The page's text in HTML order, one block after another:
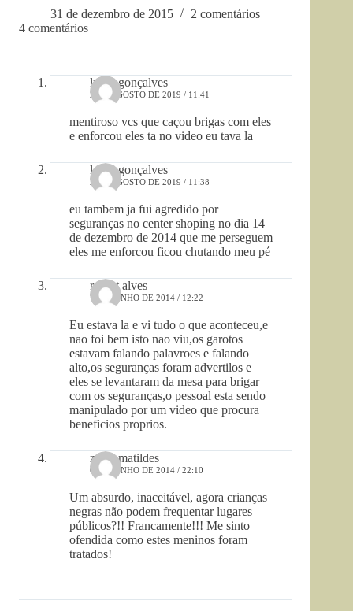
31 de dezembro de 2015
2 comentários
4 comentários
lucas gonçalves
2 DE AGOSTO DE 2019 / 11:41
mentiroso vcs que caçou brigas com eles
e enforcou eles ta no video eu tava la
lucas gonçalves
2 DE AGOSTO DE 2019 / 11:38
eu tambem ja fui agredido por
seguranças no center shoping no dia 14
de dezembro de 2014 que me perseguem
eles me enforcou ficou chutando meu pé
robert alves
7 DE JUNHO DE 2014 / 12:22
Eu estava la e vi tudo o que aconteceu,e
nao foi bem isto nao viu,os garotos
estavam falando palavroes e falando
alto,os seguranças foram advertilos e
eles se levantaram da mesa para brigar
com os seguranças,o pessoal esta sendo
manipulado por um video que procura
beneficios proprios.
zeiza matildes
6 DE JUNHO DE 2014 / 22:10
Um absurdo, inaceitável, agora crianças
negras não podem frequentar lugares
públicos?!! Francamente!!! Me sinto
ofendida como estes meninos foram
tratados!